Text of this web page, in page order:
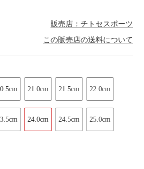
販売店：チトセスポーツ
この販売店の送料について
21.0cm 21.5cm 22.0cm
24.0cm 24.5cm 25.0cm